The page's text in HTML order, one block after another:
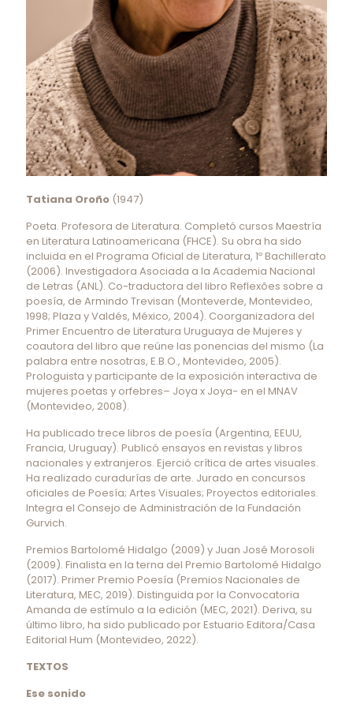
Tatiana Oroño (1947)
Poeta. Profesora de Literatura. Completó cursos Maestría
en Literatura Latinoamericana (FHCE). Su obra ha sido
incluida en el Programa Oficial de Literatura, 1º Bachillerato
(2006). Investigadora Asociada a la Academia Nacional
de Letras (ANL). Co-traductora del libro Reflexões sobre a
poesía, de Armindo Trevisan (Monteverde, Montevideo,
1998; Plaza y Valdés, México, 2004). Coorganizadora del
Primer Encuentro de Literatura Uruguaya de Mujeres y
coautora del libro que reúne las ponencias del mismo (La
palabra entre nosotras, E.B.O., Montevideo, 2005).
Prologuista y participante de la exposición interactiva de
mujeres poetas y orfebres– Joya x Joya- en el MNAV
(Montevideo, 2008).
Ha publicado trece libros de poesía (Argentina, EEUU,
Francia, Uruguay). Publicó ensayos en revistas y libros
nacionales y extranjeros. Ejerció crítica de artes visuales.
Ha realizado curadurías de arte. Jurado en concursos
oficiales de Poesía; Artes Visuales; Proyectos editoriales.
Integra el Consejo de Administración de la Fundación
Gurvich.
Premios Bartolomé Hidalgo (2009) y Juan José Morosoli
(2009). Finalista en la terna del Premio Bartolomé Hidalgo
(2017). Primer Premio Poesía (Premios Nacionales de
Literatura, MEC, 2019). Distinguida por la Convocatoria
Amanda de estímulo a la edición (MEC, 2021). Deriva, su
último libro, ha sido publicado por Estuario Editora/Casa
Editorial Hum (Montevideo, 2022).
TEXTOS
Ese sonido